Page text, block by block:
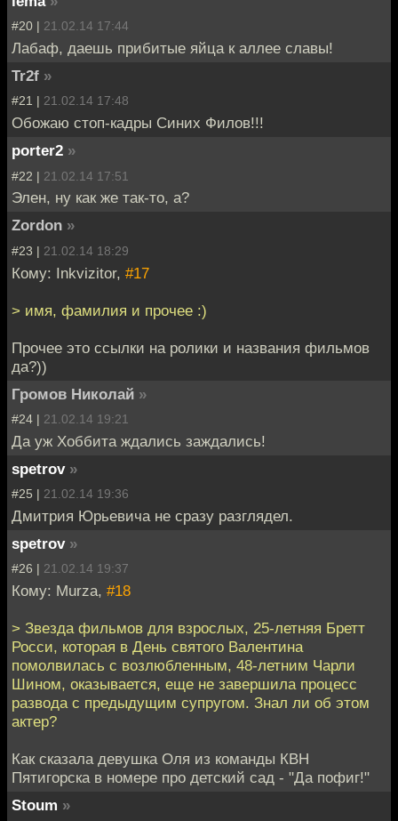
#20 | 21.02.14 17:44
Лабаф, даешь прибитые яйца к аллее славы!
Tr2f »
#21 | 21.02.14 17:48
Обожаю стоп-кадры Синих Филов!!!
porter2 »
#22 | 21.02.14 17:51
Элен, ну как же так-то, а?
Zordon »
#23 | 21.02.14 18:29
Кому: Inkvizitor, #17
> имя, фамилия и прочее :)
Прочее это ссылки на ролики и названия фильмов
да?))
Громов Николай »
#24 | 21.02.14 19:21
Да уж Хоббита ждались заждались!
spetrov »
#25 | 21.02.14 19:36
Дмитрия Юрьевича не сразу разглядел.
spetrov »
#26 | 21.02.14 19:37
Кому: Murza, #18
> Звезда фильмов для взрослых, 25-летняя Бретт
Росси, которая в День святого Валентина
помолвилась с возлюбленным, 48-летним Чарли
Шином, оказывается, еще не завершила процесс
развода с предыдущим супругом. Знал ли об этом
актер?
Как сказала девушка Оля из команды КВН
Пятигорска в номере про детский сад - "Да пофиг!"
Stoum »